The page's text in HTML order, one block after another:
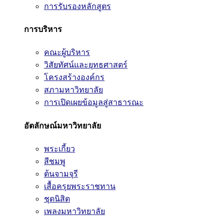
การรับรองหลักสูตร
การบริหาร
คณะผู้บริหาร
วิสัยทัศน์และยุทธศาสตร์
โครงสร้างองค์กร
สภามหาวิทยาลัย
การเปิดเผยข้อมูลสู่สาธารณะ
อัตลักษณ์มหาวิทยาลัย
พระเกี้ยว
สีชมพู
ต้นจามจุรี
เสื้อครุยพระราชทาน
ชุดนิสิต
เพลงมหาวิทยาลัย